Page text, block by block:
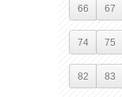
66 67
74 75
82 83